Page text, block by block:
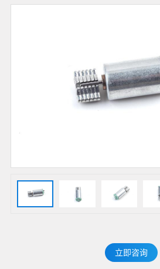
立即咨询